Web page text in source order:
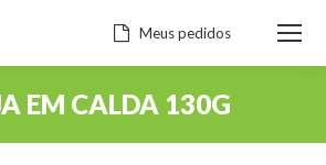
Meus pedidos
EM CALDA 130G